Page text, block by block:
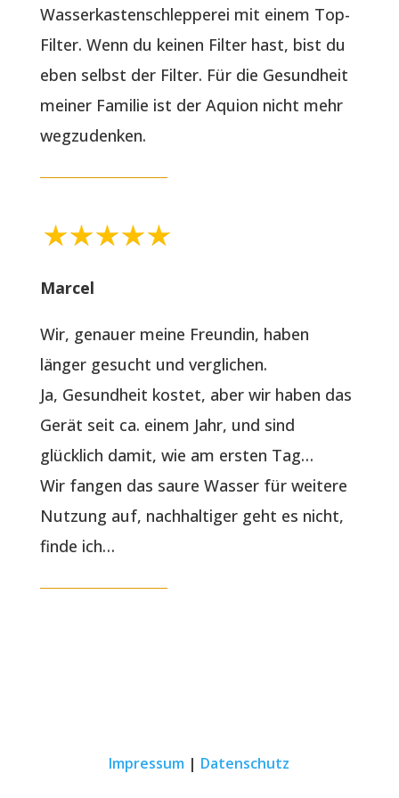
Wasserkastenschlepperei mit einem Top-
Filter. Wenn du keinen Filter hast, bist du
eben selbst der Filter. Für die Gesundheit
meiner Familie ist der Aquion nicht mehr
wegzudenken.
Marcel
Wir, genauer meine Freundin, haben
länger gesucht und verglichen.
Ja, Gesundheit kostet, aber wir haben das
Gerät seit ca. einem Jahr, und sind
glücklich damit, wie am ersten Tag…
Wir fangen das saure Wasser für weitere
Nutzung auf, nachhaltiger geht es nicht,
finde ich…
Impressum | Datenschutz